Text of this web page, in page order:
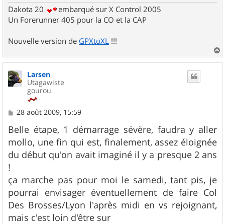
Dakota 20
embarqué sur X Control 2005
Un Forerunner 405 pour la CO et la CAP
Nouvelle version de GPXtoXL !!!
a
Larsen
Utagawiste
gourou
M
s
s
a
g
e
28 août 2009, 15:59
Belle étape, 1 démarrage sévère, faudra y aller
mollo, une fin qui est, finalement, assez éloignée
du début qu'on avait imaginé il y a presque 2 ans
!
ça marche pas pour moi le samedi, tant pis, je
pourrai envisager éventuellement de faire Col
Des Brosses/Lyon l'après midi en vs rejoignant,
mais c'est loin d'être sur